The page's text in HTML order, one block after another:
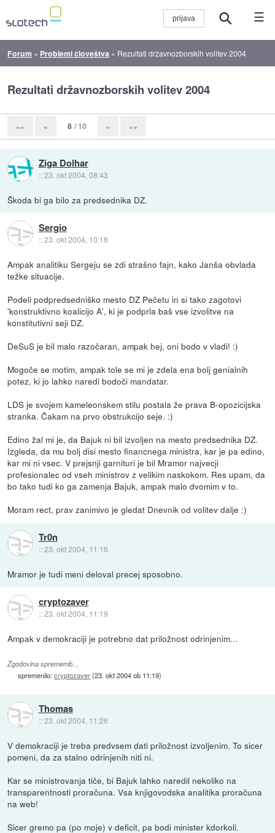
☰
Forum » Problemi človeštva » Rezultati državnozborskih volitev 2004
Rezultati državnozborskih volitev 2004
«« « 8 / 10 » »»
Ziga Dolhar
::23. okt 2004, 08:43
Škoda bi ga bilo za predsednika DZ.
Sergio
::23. okt 2004, 10:18
Ampak analitiku Sergeju se zdi strašno fajn, kako Janša obvlada
težke situacije.
Podeli podpredsedniško mesto DZ Pečetu in si tako zagotovi
'konstruktivno koalicijo A', ki je podprla baš vse izvolitve na
konstitutivni seji DZ.
DeSuS je bil malo razočaran, ampak hej, oni bodo v vladi! :)
Mogoče se motim, ampak tole se mi je zdela ena bolj genialnih
potez, ki jo lahko naredi bodoči mandatar.
LDS je svojem kameleonskem stilu postala že prava B-opozicijska
stranka. Čakam na prvo obstrukcijo seje. :)
Edino žal mi je, da Bajuk ni bil izvoljen na mesto predsednika DZ.
Izgleda, da mu bolj disi mesto financnega ministra, kar je pa edino,
kar mi ni vsec. V prejsnji garnituri je bil Mramor najvecji
profesionalec od vseh ministrov z velikim naskokom. Res upam, da
bo tako tudi ko ga zamenja Bajuk, ampak malo dvomim v to.
Moram rect, prav zanimivo je gledat Dnevnik od volitev dalje :)
Tr0n
::23. okt 2004, 11:16
Mramor je tudi meni deloval precej sposobno.
cryptozaver
::23. okt 2004, 11:19
Ampak v demokraciji je potrebno dat priložnost odrinjenim...
Zgodovina sprememb…
spremenilo:cryptozaver(23. okt 2004 ob 11:19)
Thomas
::23. okt 2004, 11:26
V demokraciji je treba predvsem dati priložnost izvoljenim. To sicer
pomeni, da za stalno odrinjenih niti ni.
Kar se ministrovanja tiče, bi Bajuk lahko naredil nekoliko na
transparentnosti proračuna. Vsa knjigovodska analitika proračuna
na web!
Sicer gremo pa (po moje) v deficit, pa bodi minister kdorkoli.